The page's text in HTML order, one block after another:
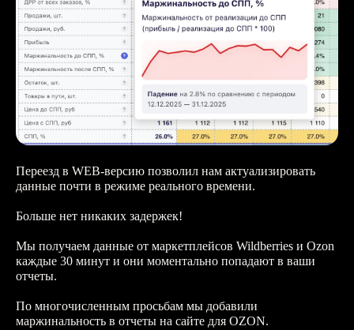
Переезд в WEB-версию позволил нам актуализировать
данные почти в режиме реального времени.
Больше нет никаких задержек!
Мы получаем данные от маркетплейсов Wildberries и Ozon
каждые 30 минут и они моментально попадают в ваши
отчеты.
По многочисленным просьбам мы добавили
маржинальность в отчеты на сайте для OZON.